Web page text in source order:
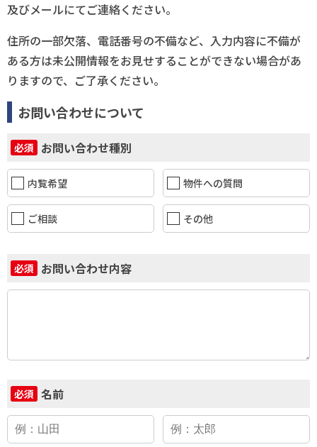
及びメールにてご連絡ください。
住所の一部欠落、電話番号の不備など、入力内容に不備が
ある方は未公開情報をお見せすることができない場合があ
りますので、ご了承ください。
お問い合わせについて
必須 お問い合わせ種別
内覧希望 物件への質問
ご相談 その他
必須 お問い合わせ内容
必須 名前